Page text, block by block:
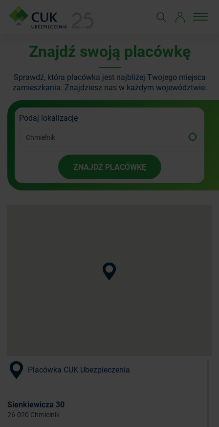
Znajdź swoją placówkę
Sprawdź, która placówka jest najbliżej Twojego miejsca
zamieszkania. Znajdziesz nas w każdym województwie.
Podaj lokalizację
ZNAJDŹ PLACÓWKĘ
Placówka CUK Ubezpieczenia
Sienkiewicza 30
26-020 Chmielnik